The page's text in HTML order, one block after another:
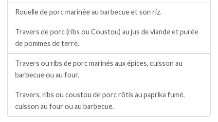
Rouelle de porc marinée au barbecue et son riz.
Travers de porc (ribs ou Coustou) au jus de viande et purée
de pommes de terre.
Travers ou ribs de porc marinés aux épices, cuisson au
barbecue ou au four.
Travers, ribs ou coustou de porc rôtis au paprika fumé,
cuisson au four ou au barbecue.